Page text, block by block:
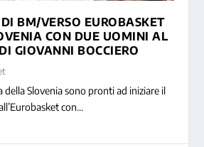
BM/VERSO EUROBASKET
CON DUE UOMINI AL
GIOVANNI BOCCIERO
della Slovenia sono pronti ad iniziare il
con...